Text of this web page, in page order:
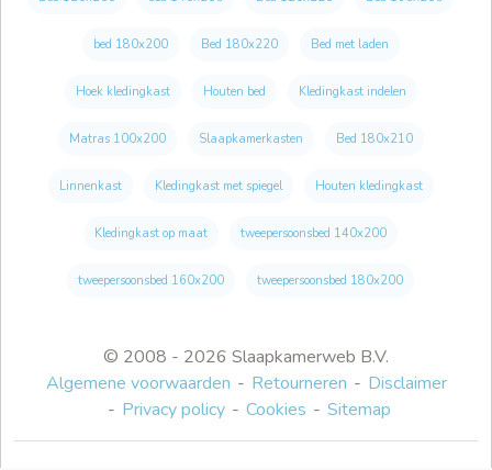
© 2008 - 2026 Slaapkamerweb B.V.
Algemene voorwaarden
Retourneren
Disclaimer
Privacy policy
Cookies Sitemap
bed 180x200 Bed 180x220 Bed met laden
Hoek kledingkast Houten bed Kledingkast indelen
Matras 100x200 Slaapkamerkasten Bed 180x210
Linnenkast Kledingkast met spiegel Houten kledingkast
Kledingkast op maat tweepersoonsbed 140x200
tweepersoonsbed 160x200 tweepersoonsbed 180x200